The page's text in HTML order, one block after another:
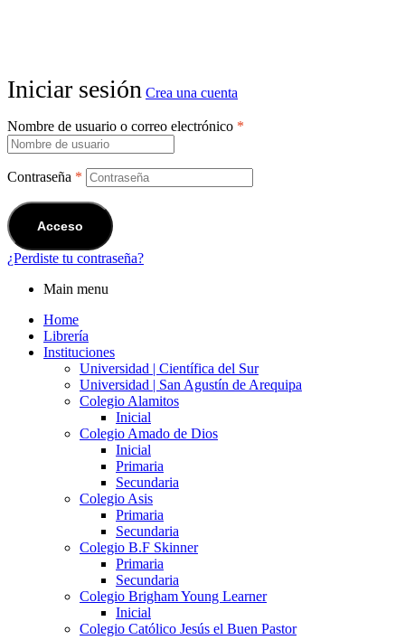
Iniciar sesión Crea una cuenta
Nombre de usuario o correo electrónico *
Contraseña *
Acceso
¿Perdiste tu contraseña?
Main menu
Home
Librería
Instituciones
Universidad | Científica del Sur
Universidad | San Agustín de Arequipa
Colegio Alamitos
Inicial
Colegio Amado de Dios
Inicial
Primaria
Secundaria
Colegio Asis
Primaria
Secundaria
Colegio B.F Skinner
Primaria
Secundaria
Colegio Brigham Young Learner
Inicial
Colegio Católico Jesús el Buen Pastor